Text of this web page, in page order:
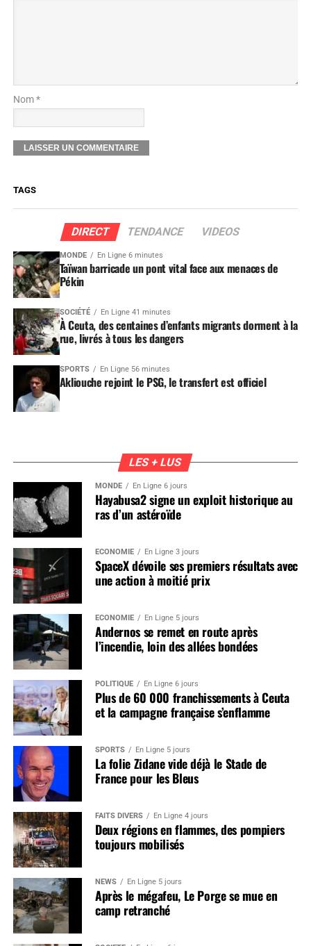
Nom *
TAGS
DIRECT TENDANCE VIDEOS
MONDE En Ligne 6 minutes
Taïwan barricade un pont vital face aux menaces de
Pékin
SOCIÉTÉ En Ligne 41 minutes
À Ceuta, des centaines d’enfants migrants dorment à la
rue, livrés à tous les dangers
SPORTS En Ligne 56 minutes
Akliouche rejoint le PSG, le transfert est officiel
LES + LUS
MONDE En Ligne 6 jours
Hayabusa2 signe un exploit historique au
ras d’un astéroïde
ÉCONOMIE En Ligne 3 jours
SpaceX dévoile ses premiers résultats avec
une action à moitié prix
ÉCONOMIE En Ligne 5 jours
Andernos se remet en route après
l’incendie, loin des allées bondées
POLITIQUE En Ligne 6 jours
Plus de 60 000 franchissements à Ceuta
et la campagne française s’enflamme
SPORTS En Ligne 5 jours
La folie Zidane vide déjà le Stade de
France pour les Bleus
FAITS DIVERS En Ligne 4 jours
Deux régions en flammes, des pompiers
toujours mobilisés
NEWS En Ligne 5 jours
Après le mégafeu, Le Porge se mue en
camp retranché